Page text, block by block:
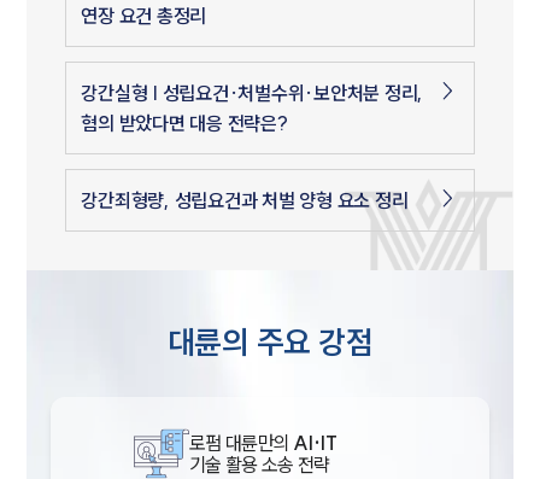
연장 요건 총정리
강간실형 | 성립요건·처벌수위·보안처분 정리,
혐의 받았다면 대응 전략은?
강간죄형량, 성립요건과 처벌 양형 요소 정리
대륜의 주요 강점
로펌 대륜만의 AI·IT
기술 활용 소송 전략